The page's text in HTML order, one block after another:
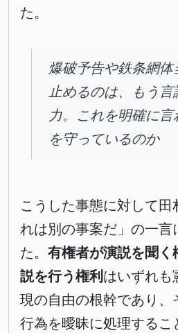
た。
爆破予告や鉄条網
止めるのは、もう言
力。これを明確に
を守っているのか
こうした事態に対して田
れは別の事案だ」の一言
た。 有権者が演説を聞く
説を行う権利 はいずれも
現の自由の根幹であり、
行為を曖昧に処理するこ